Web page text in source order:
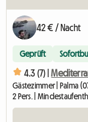
42 € / Nacht
Geprüft
4.3 (7) |
Gästezimmer | Palma
2 Pers. |